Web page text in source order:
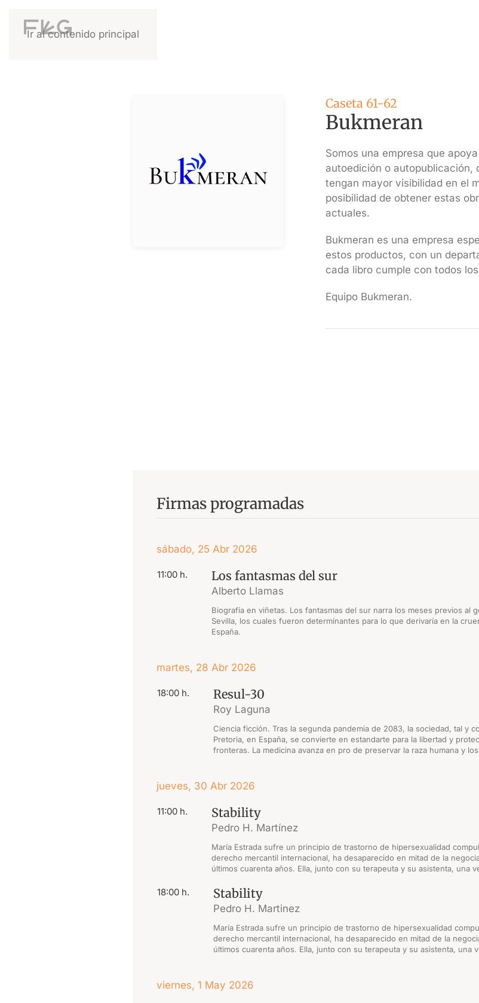
Ir al contenido principal
Caseta 61-62
Bukmeran
Somos una empresa que
autoedición o autopublicación,
tengan mayor visibilidad en el
posibilidad de obtener estas
actuales.
Bukmeran es una empresa
estos productos, con un
cada libro cumple con todos
Equipo Bukmeran.
Firmas programadas
sábado, 25 Abr 2026
11:00 h. Los fantasmas del sur
Alberto Llamas
Biografía en viñetas. Los fantasmas del sur narra los meses previos al
Sevilla, los cuales fueron determinantes para lo que derivaría en la
España.
martes, 28 Abr 2026
18:00 h. Resul-30
Roy Laguna
Ciencia ficción. Tras la segunda pandemia de 2083, la sociedad, tal y
Pretoria, en España, se convierte en estandarte para la libertad y
fronteras. La medicina avanza en pro de preservar la raza humana y
jueves, 30 Abr 2026
11:00 h. Stability
Pedro H. Martínez
María Estrada sufre un principio de trastorno de hipersexualidad
derecho mercantil internacional, ha desaparecido en mitad de la
últimos cuarenta años. Ella, junto con su terapeuta y su asistenta, una
18:00 h. Stability
Pedro H. Martinez
María Estrada sufre un principio de trastorno de hipersexualidad
derecho mercantil internacional, ha desaparecido en mitad de la
últimos cuarenta años. Ella, junto con su terapeuta y su asistenta, una
viernes, 1 May 2026